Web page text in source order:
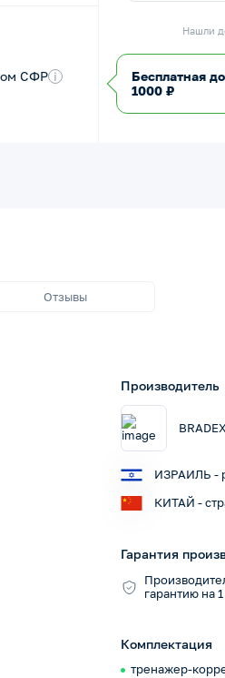
СФР i
Нашли
Бесплатная
1000 ₽
Отзывы
Производитель
BRADEX
ИЗРАИЛЬ -
КИТАЙ -
Гарантия
гарантию на
Комплектация
тренажер-